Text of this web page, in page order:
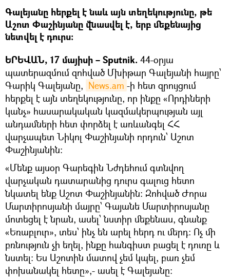
Գալեյանը հերքել է նաև այն տեղեկությունը, թե
Աշոտ Փաշինյանը վնասվել է, երբ մեքենայից
նետվել է դուրս։
ԵՐԵՎԱՆ, 17 մայիսի – Sputnik. 44-օրյա
պատերազմում զոհված Մխիթար Գալեյանի հայրը՝
Գարիկ Գալեյանը, News.am -ի հետ զրույցում
հերքել է այն տեղեկությունը, որ ինքը «Որդիների
կանչ» հասարակական կազմակերպության այլ
անդամների հետ փորձել է առևանգել ՀՀ
վարչապետ Նիկոլ Փաշինյանի որդուն՝ Աշոտ
Փաշինյանին։
«Մենք այսօր Գարեգին Նժդեհում գտնվող
վարչական դատարանից դուրս գալուց հետո
նկատել ենք Աշոտ Փաշինյանին։ Զոհված Ժորա
Մարտիրոսյանի մայրը՝ Գայանե Մարտիրոսյանը
մոտեցել է նրան, ասել՝ նստիր մեքենաս, գնանք
«Եռաբլուր», տես՝ ինչ են արել հերդ ու մերդ։ Ոչ մի
բռնություն չի եղել, ինքը հանգիստ բացել է դուռը և
նստել։ Ես Աշոտին մատով չեմ կպել, բառ չեմ
փոխանակել հետը»,- ասել է Գալեյանը։